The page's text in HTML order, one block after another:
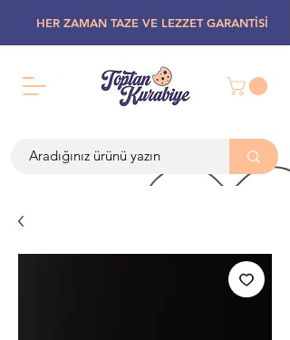
HER ZAMAN TAZE VE LEZZET GARANTİSİ